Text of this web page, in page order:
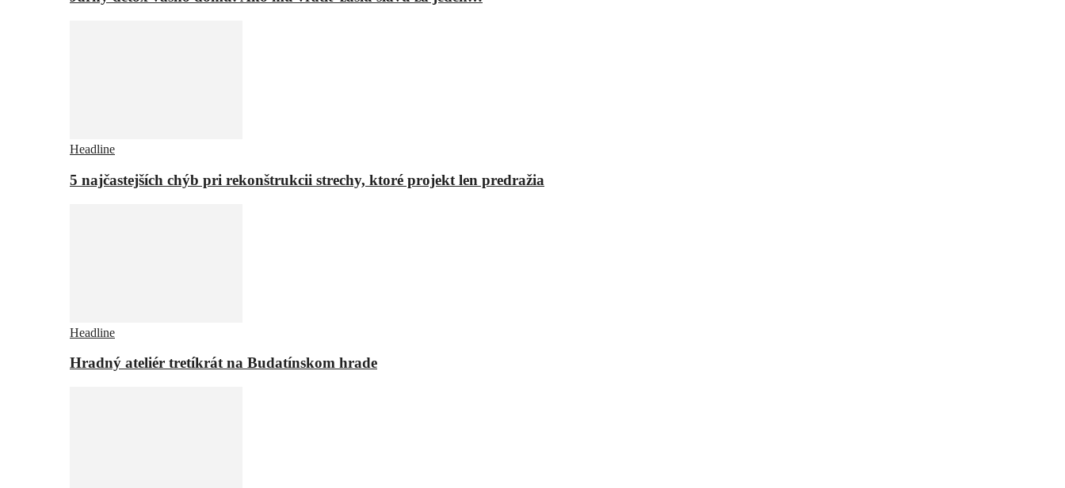
Headline
5 najčastejších chýb pri rekonštrukcii strechy, ktoré projekt len predražia
Headline
Hradný ateliér tretíkrát na Budatínskom hrade